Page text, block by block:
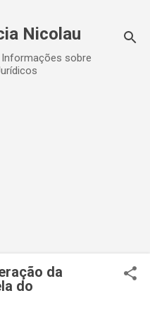
Nicolau
sobre
da
do